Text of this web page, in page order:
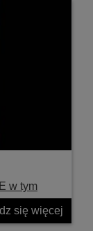
w tym
się więcej